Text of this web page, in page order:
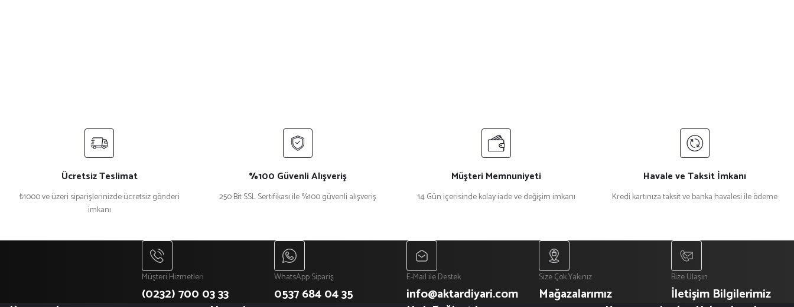
Ücretsiz Teslimat
₺1000 ve üzeri siparişlerinizde ücretsiz gönderi
imkanı
%100 Güvenli Alışveriş
250 Bit SSL Sertifikası ile %100 güvenli alışveriş
Müşteri Memnuniyeti
14 Gün içerisinde kolay iade ve değişim imkanı
Havale ve Taksit İmkanı
Kredi kartınıza taksit ve banka havalesi ile ödeme
Müşteri Hizmetleri
(0232) 700 03 33
WhatsApp Sipariş
0537 684 04 35
E-Mail ile Destek
info@aktardiyari.com
Size Çok Yakınız
Mağazalarımız
Bize Ulaşın
İletişim Bilgilerimiz